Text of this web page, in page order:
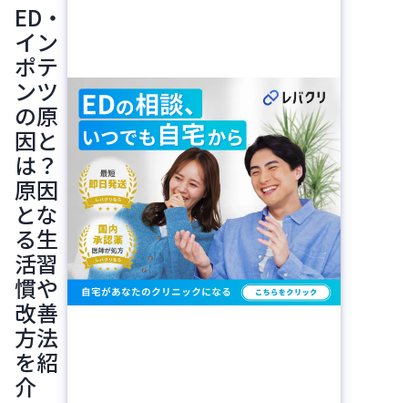
ED・
イン
ポテ
ンツ
の原
因と
は？
原因
とな
る生
活習
慣や
改善
方法
を紹
介